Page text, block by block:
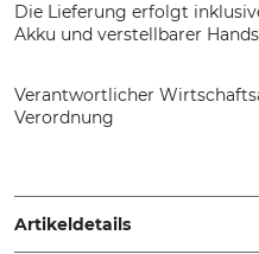
Die Lieferung erfolgt
Akku und verstellbarer
Verantwortlicher
Verordnung
Germany,
Artikeldetails